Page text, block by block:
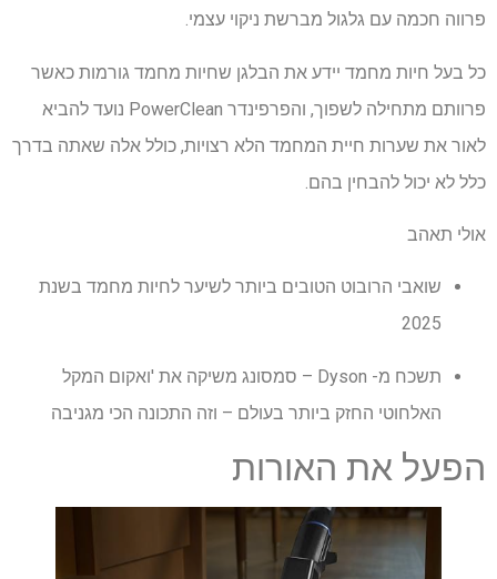
פרווה חכמה עם גלגול מברשת ניקוי עצמי.
כל בעל חיות מחמד יידע את הבלגן שחיות מחמד גורמות כאשר
פרוותם מתחילה לשפוך, והפרפינדר PowerClean נועד להביא
לאור את שערות חיית המחמד הלא רצויות, כולל אלה שאתה בדרך
כלל לא יכול להבחין בהם.
אולי תאהב
שואבי הרובוט הטובים ביותר לשיער לחיות מחמד בשנת
2025
תשכח מ- Dyson – סמסונג משיקה את 'ואקום המקל
האלחוטי החזק ביותר בעולם – וזה התכונה הכי מגניבה
הפעל את האורות